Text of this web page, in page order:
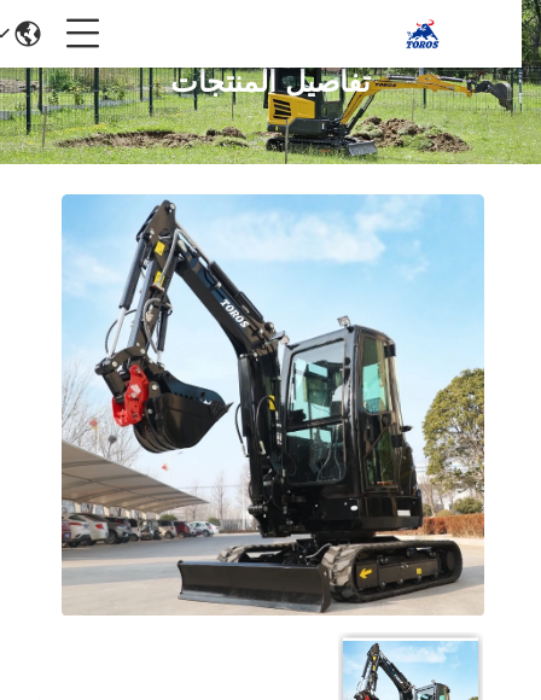
تفاصيل المنتجات